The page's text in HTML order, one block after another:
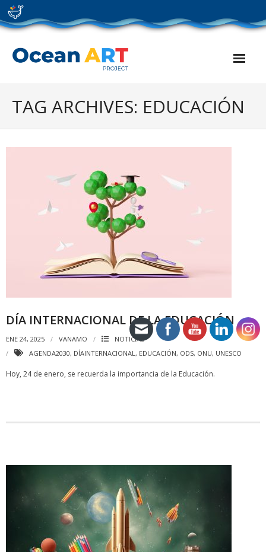
Skip
to
content
TAG ARCHIVES: EDUCACIÓN
DÍA INTERNACIONAL DE LA EDUCACIÓN
ENE 24, 2025 VANAMO
NOTICIAS
AGENDA2030, DÍAINTERNACIONAL, EDUCACIÓN, ODS, ONU, UNESCO
Hoy, 24 de enero, se recuerda la importancia de la Educación.